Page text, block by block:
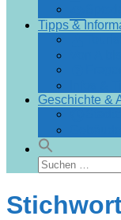
Tipps &
Geschichte &
Suchen
nach: